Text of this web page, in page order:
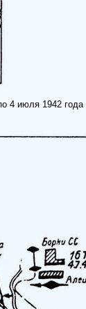
4 июля 1942 года